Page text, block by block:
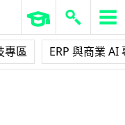
專區 ERP 與商業 AI